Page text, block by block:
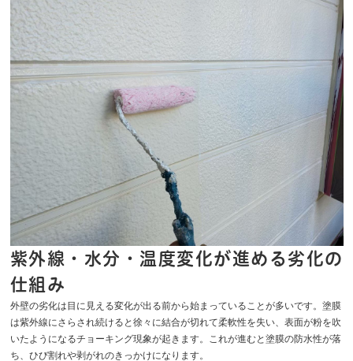
紫外線・水分・温度変化が進める劣化の
仕組み
外壁の劣化は目に見える変化が出る前から始まっていることが多いです。塗膜
は紫外線にさらされ続けると徐々に結合が切れて柔軟性を失い、表面が粉を吹
いたようになるチョーキング現象が起きます。これが進むと塗膜の防水性が落
ち、ひび割れや剥がれのきっかけになります。